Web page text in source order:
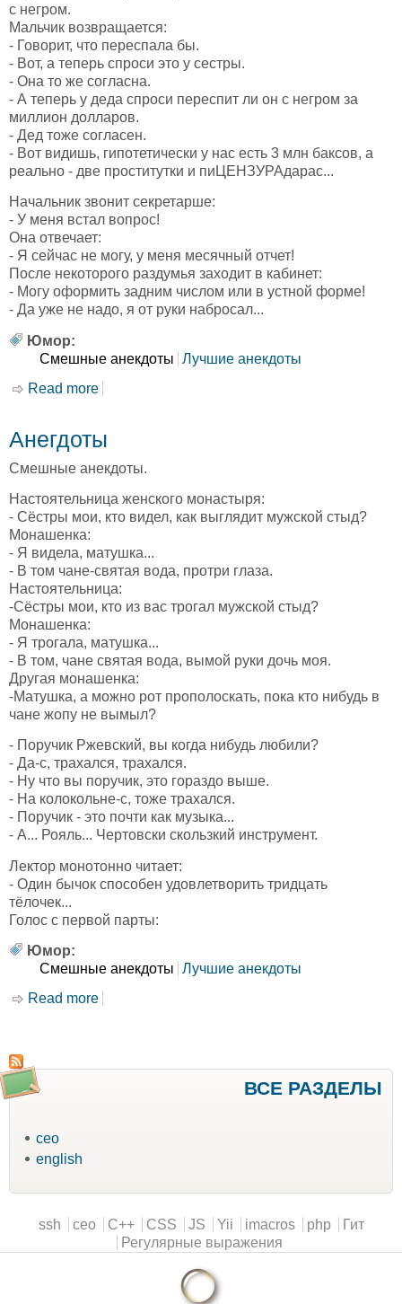
с негром.
Мальчик возвращается:
- Говорит, что переспала бы.
- Вот, а теперь спроси это у сестры.
- Она то же согласна.
- А теперь у деда спроси переспит ли он с негром за
миллион долларов.
- Дед тоже согласен.
- Вот видишь, гипотетически у нас есть 3 млн баксов, а
реально - две проститутки и пиЦЕНЗУРАдарас...
Начальник звонит секретарше:
- У меня встал вопрос!
Она отвечает:
- Я сейчас не могу, у меня месячный отчет!
После некоторого раздумья заходит в кабинет:
- Могу оформить задним числом или в устной форме!
- Да уже не надо, я от руки набросал...
Юмор:
Смешные анекдоты Лучшие анекдоты
Read more
Анегдоты
Смешные анекдоты.
Настоятельница женского монастыря:
- Сёстры мои, кто видел, как выглядит мужской стыд?
Монашенка:
- Я видела, матушка...
- В том чане-святая вода, протри глаза.
Настоятельница:
-Сёстры мои, кто из вас трогал мужской стыд?
Монашенка:
- Я трогала, матушка...
- В том, чане святая вода, вымой руки дочь моя.
Другая монашенка:
-Матушка, а можно рот прополоскать, пока кто нибудь в
чане жопу не вымыл?
- Поручик Ржевский, вы когда нибудь любили?
- Да-с, трахался, трахался.
- Ну что вы поручик, это гораздо выше.
- На колокольне-с, тоже трахался.
- Поручик - это почти как музыка...
- А... Рояль... Чертовски скользкий инструмент.
Лектор монотонно читает:
- Один бычок способен удовлетворить тридцать
тёлочек...
Голос с первой парты:
Юмор:
Смешные анекдоты Лучшие анекдоты
Read more
ВСЕ РАЗДЕЛЫ
ceo
english
Main menu
ssh ceo C++ CSS JS Yii imacros php
Гит
Регулярные выражения